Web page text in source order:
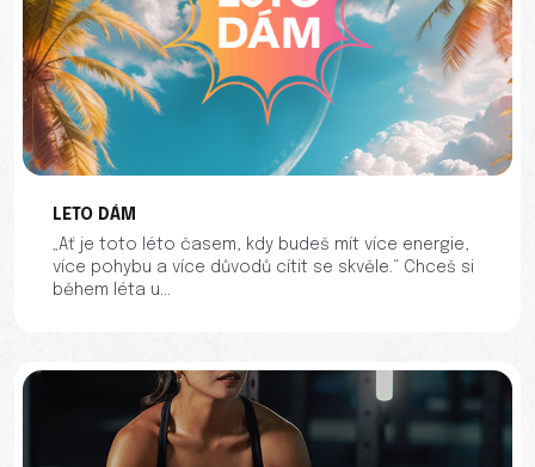
LETO DÁM
„Ať je toto léto časem, kdy budeš mít více energie,
více pohybu a více důvodů cítit se skvěle.“ Chceš si
během léta u...